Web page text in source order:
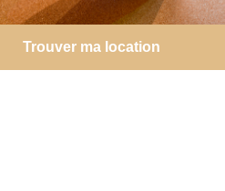
Trouver ma location